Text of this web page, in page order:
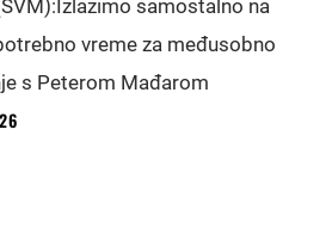
samostalno na
vreme za međusobno
s Peterom Mađarom